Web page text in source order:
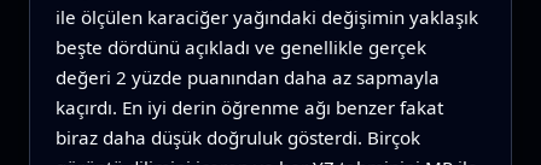
ile ölçülen karaciğer yağındaki değişimin yaklaşık
beşte dördünü açıkladı ve genellikle gerçek
değeri 2 yüzde puanından daha az sapmayla
kaçırdı. En iyi derin öğrenme ağı benzer fakat
biraz daha düşük doğruluk gösterdi. Birçok